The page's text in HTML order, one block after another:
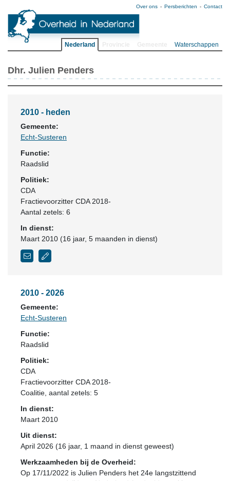
Over ons Persberichten Contact
Nederland Waterschappen
Dhr. Julien Penders
2010 - heden
Gemeente:
Echt-Susteren
Functie:
Raadslid
Politiek:
CDA
Fractievoorzitter CDA 2018-
Aantal zetels: 6
In dienst:
Maart 2010 (16 jaar, 5 maanden in dienst)
2010 - 2026
Gemeente:
Echt-Susteren
Functie:
Raadslid
Politiek:
CDA
Fractievoorzitter CDA 2018-
Coalitie , aantal zetels: 5
In dienst:
Maart 2010
Uit dienst:
April 2026 (16 jaar, 1 maand in dienst geweest)
Werkzaamheden bij de Overheid:
Op 17/11/2022 is Julien Penders het 24e langstzittend